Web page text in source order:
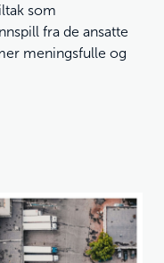
som
fra de ansatte
meningsfulle og